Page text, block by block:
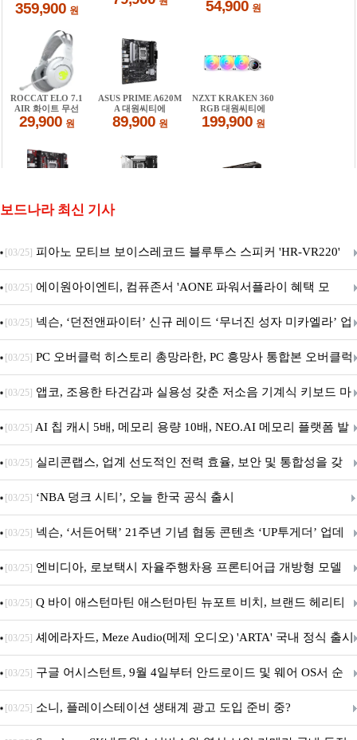
보드나라 최신 기사
[03/25] 피아노 모티브 보이스레코드 블루투스 스피커 'HR-VR220'
출시
[03/25] 에이원아이엔티, 컴퓨존서 'AONE 파워서플라이 혜택 모
음.ZIP' 이벤트 진행
[03/25] 넥슨, ‘던전앤파이터’ 신규 레이드 ‘무너진 성자 미카엘라’ 업
데이트!
[03/25] PC 오버클럭 히스토리 총망라한, PC 흥망사 통합본 오버클럭
특집(1-4편)
[03/25] 앱코, 조용한 타건감과 실용성 갖춘 저소음 기계식 키보드 마
우스 세트 'KM580' 출시
[03/25] AI 칩 캐시 5배, 메모리 용량 10배, NEO.AI 메모리 플랫폼 발
표
[03/25] 실리콘랩스, 업계 선도적인 전력 효율, 보안 및 통합성을 갖
춘 초저전력 블루투스 LE SoC ‘BG2B’ 공개
[03/25] ‘NBA 덩크 시티’, 오늘 한국 공식 출시
[03/25] 넥슨, ‘서든어택’ 21주년 기념 협동 콘텐츠 ‘UP투게더’ 업데
이트
[03/25] 엔비디아, 로보택시 자율주행차용 프론티어급 개방형 모델
‘알파마요 2 슈퍼’ 상업적 이용 가능
[03/25] Q 바이 애스턴마틴 애스턴마틴 뉴포트 비치, 브랜드 헤리티
지 담은 ‘헤리티지 에디션 컬렉션’ 공개
[03/25] 셰에라자드, Meze Audio(메제 오디오) 'ARTA' 국내 정식 출시
[03/25] 구글 어시스턴트, 9월 4일부터 안드로이드 및 웨어 OS서 순
차 서비스 종료
[03/25] 소니, 플레이스테이션 생태계 광고 도입 준비 중?